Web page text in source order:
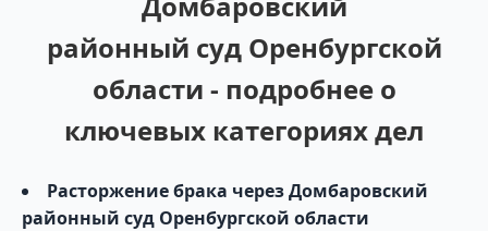
районный суд Оренбургской
области - подробнее о
ключевых категориях дел
Расторжение брака через Домбаровский
районный суд Оренбургской области